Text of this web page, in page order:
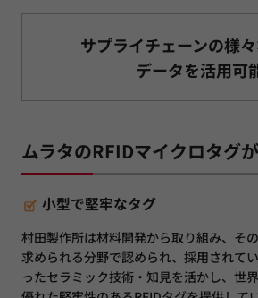
サプライチェーンの様
データを活用可
ムラタのRFIDマイクロタグ
小型で堅牢なタグ
村田製作所は材料開発から取り組み、そ
求められる分野で認められ、採用されて
ったセラミック技術・知見を活かし、世